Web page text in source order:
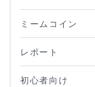
ミームコイン
レポート
初心者向け